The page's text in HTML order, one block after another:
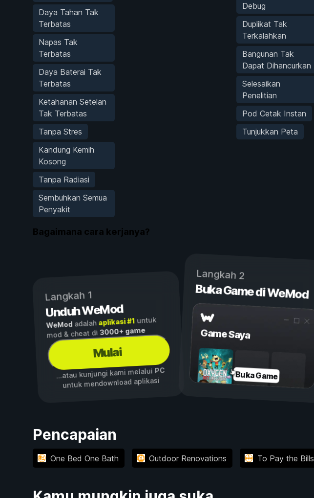
Daya Tahan Tak
Terbatas
Napas Tak
Terbatas
Daya Baterai Tak
Terbatas
Ketahanan Setelan
Tak Terbatas
Tanpa Stres
Kandung Kemih
Kosong
Tanpa Radiasi
Sembuhkan Semua
Penyakit
Debug
Duplikat Tak
Terkalahkan
Bangunan Tak
Dapat Dihancurkan
Selesaikan
Penelitian
Pod Cetak Instan
Tunjukkan Peta
Bagaimana cara kerjanya?
Langkah 1
Unduh WeMod
WeMod adalah aplikasi #1untuk
mod & cheat di3000+ game
Mulai
...atau kunjungi kami melalui PC
untuk mendownload aplikasi
Langkah 2
Buka Game di WeMod
Game Saya
Buka Game
Pencapaian
One Bed One Bath Outdoor Renovations To Pay the Bills